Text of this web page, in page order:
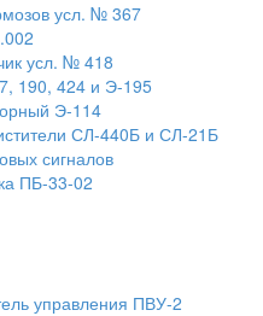
усл. № 367
усл. № 418
190, 424 и Э-195
Э-114
СЛ-440Б и СЛ-21Б
сигналов
ПБ-33-02
управления ПВУ-2